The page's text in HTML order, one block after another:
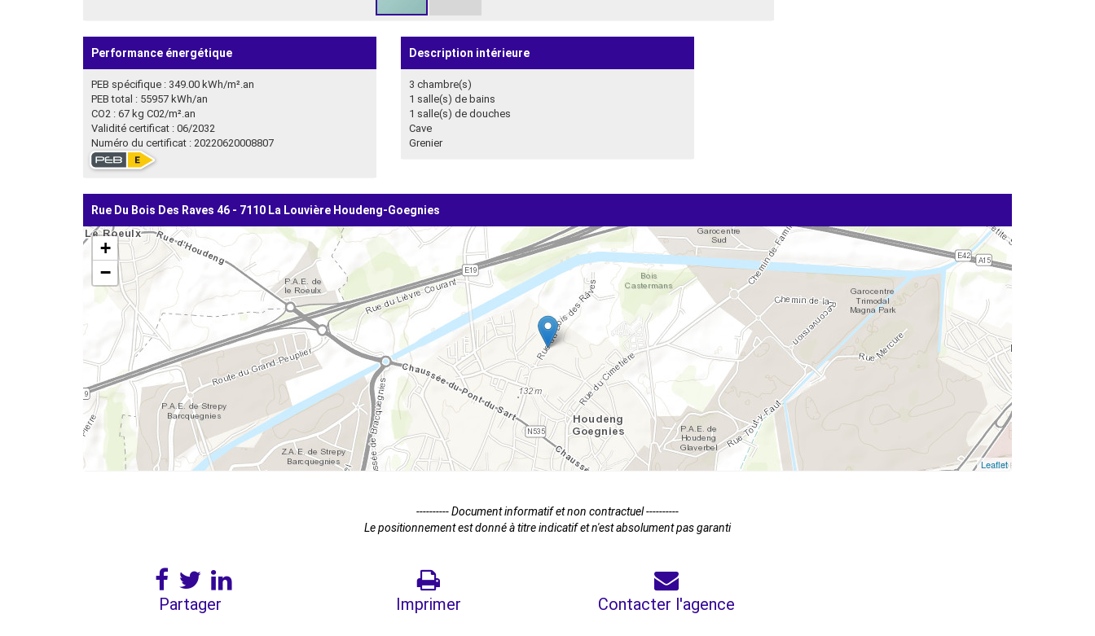
Performance énergétique
PEB spécifique : 349.00 kWh/m².an
PEB total : 55957 kWh/an
CO2 : 67 kg C02/m².an
Validité certificat : 06/2032
Numéro du certificat : 20220620008807
Description intérieure
3 chambre(s)
1 salle(s) de bains
1 salle(s) de douches
Cave
Grenier
Rue Du Bois Des Raves 46 - 7110 La Louvière Houdeng-Goegnies
+
−
Leaflet
---------- Document informatif et non contractuel ----------
Le positionnement est donné à titre indicatif et n'est absolument pas garanti
Partager Imprimer Contacter l'agence